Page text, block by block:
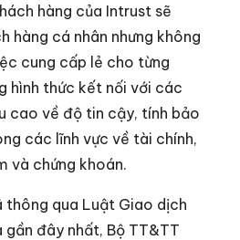
hàng của Intrust sẽ
hàng cá nhân nhưng không
cung cấp lẻ cho từng
hình thức kết nối với các
cao về độ tin cậy, tính bảo
các lĩnh vực về tài chính,
và chứng khoán.
thông qua Luật Giao dịch
đây nhất, Bộ TT&TT